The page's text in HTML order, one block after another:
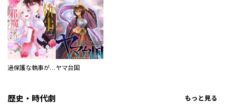
過保護な執事が私の婚活を邪魔してきます！ ヤマ台国
歴史・時代劇 もっと見る